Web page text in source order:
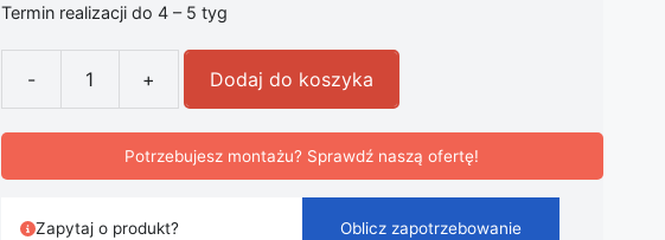
Termin realizacji do 4 – 5 tyg
-
ilość FLOS IC C/W1 Podwójny kinkiet chromowany Ø 20 cm
+ Dodaj do koszyka
Potrzebujesz montażu? Sprawdź naszą ofertę!
Zapytaj o produkt? Oblicz zapotrzebowanie